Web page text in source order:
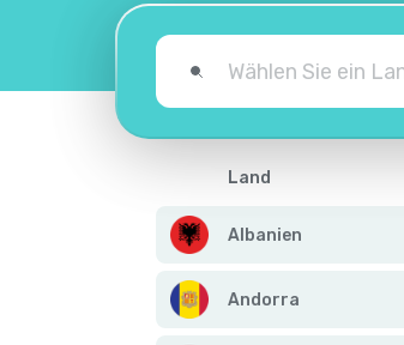
Land
Albanien
Andorra